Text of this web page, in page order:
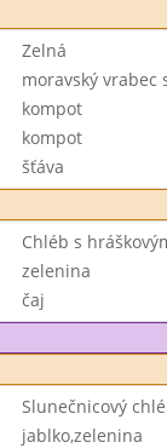
Zelná
moravský vrabec
kompot
kompot
šťáva
Chléb s
zelenina
čaj
Slunečnicový
jablko,zelenina